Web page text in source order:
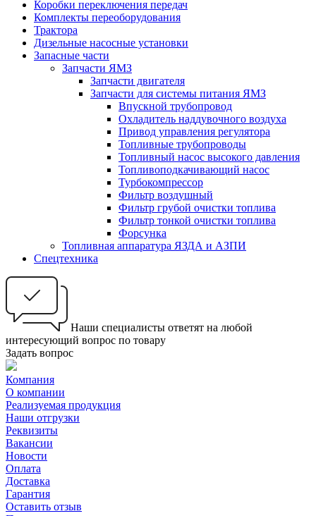
Коробки переключения передач
Комплекты переоборудования
Трактора
Дизельные насосные установки
Запасные части
Запчасти ЯМЗ
Запчасти двигателя
Запчасти для системы питания ЯМЗ
Впускной трубопровод
Охладитель наддувочного воздуха
Привод управления регулятора
Топливные трубопроводы
Топливный насос высокого давления
Топливоподкачивающий насос
Турбокомпрессор
Фильтр воздушный
Фильтр грубой очистки топлива
Фильтр тонкой очистки топлива
Форсунка
Топливная аппаратура ЯЗДА и АЗПИ
Спецтехника
Наши специалисты ответят на любой
интересующий вопрос по товару
Задать вопрос
Компания
О компании
Реализуемая продукция
Наши отгрузки
Реквизиты
Вакансии
Новости
Оплата
Доставка
Гарантия
Оставить отзыв